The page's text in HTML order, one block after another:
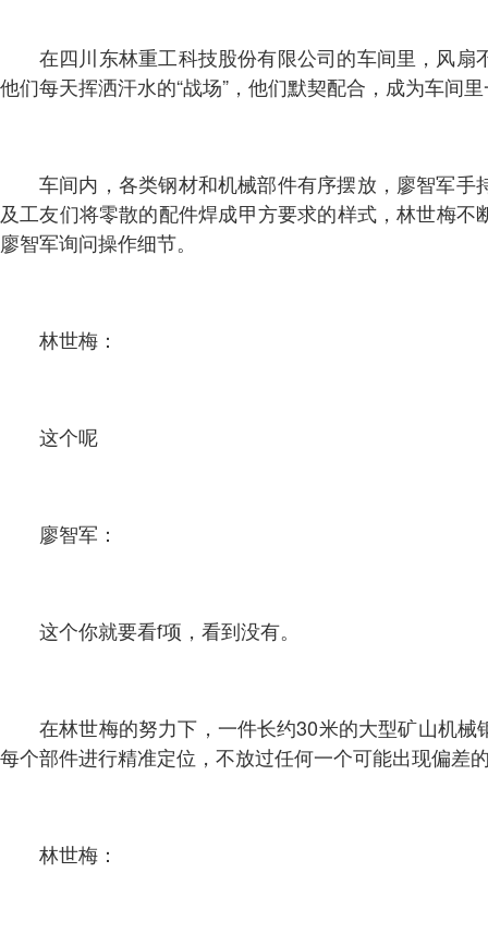
在四川东林重工科技股份有限公司的车间里，风
他们每天挥洒汗水的“战场”，他们默契配合，成为车间
车间内，各类钢材和机械部件有序摆放，廖智军
及工友们将零散的配件焊成甲方要求的样式，林世梅
廖智军询问操作细节。
林世梅：
这个呢
廖智军：
这个你就要看f项，看到没有。
在林世梅的努力下，一件长约30米的大型矿山机
每个部件进行精准定位，不放过任何一个可能出现偏差
林世梅：